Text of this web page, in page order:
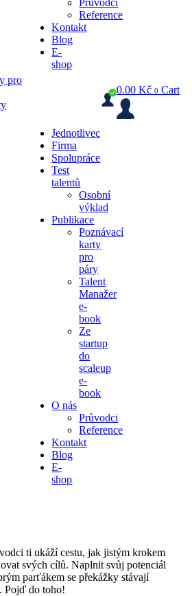
Průvodci
Reference
Kontakt
Blog
E-
shop
Jednotlivec
Firma
Spolupráce
Test
talentů
Osobní
výklad
Publikace
Poznávací
karty
pro
páry
Talent
Manažer
e-
book
Ze
startup
do
scaleup
e-
book
O nás
Průvodci
Reference
Kontakt
Blog
E-
shop
0.00 Kč 0 Cart
ti ukáží cestu, jak jistým krokem
svých cílů. Naplnit svůj potenciál
parťákem se překážky stávají
Pojď do toho!